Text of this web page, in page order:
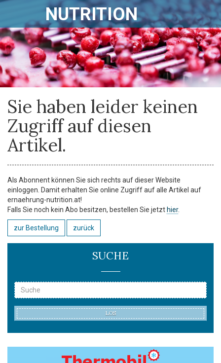
NUTRITION
Sie haben leider keinen
Zugriff auf diesen
Artikel.
Als Abonnent können Sie sich rechts auf dieser Website
einloggen. Damit erhalten Sie online Zugriff auf alle Artikel auf
ernaehrung-nutrition.at!
Falls Sie noch kein Abo besitzen, bestellen Sie jetzt hier.
zur Bestellung zurück
SUCHE
LOS